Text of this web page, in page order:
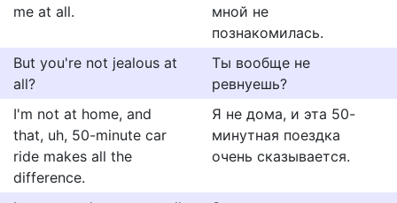
me at all.
мной не
познакомилась.
But you're not jealous at
all?
Ты вообще не
ревнуешь?
I'm not at home, and
that, uh, 50-minute car
ride makes all the
difference.
Я не дома, и эта 50-
минутная поездка
очень сказывается.